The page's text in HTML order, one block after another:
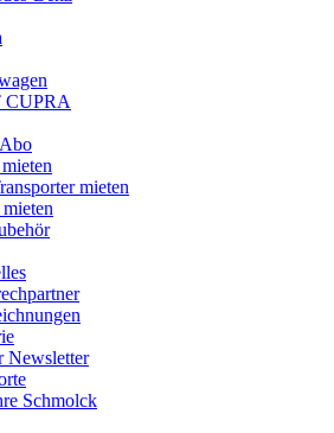
CUPRA
mieten
Newsletter
Schmolck